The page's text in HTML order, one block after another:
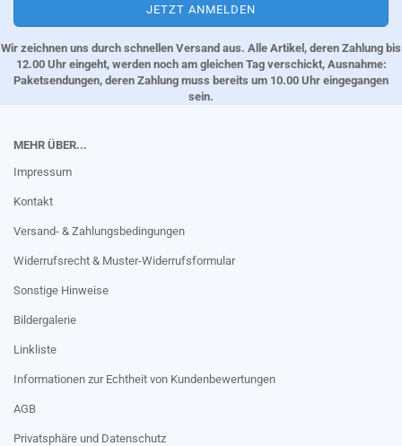
Wir zeichnen uns durch schnellen Versand aus. Alle Artikel, deren Zahlung bis
12.00 Uhr eingeht, werden noch am gleichen Tag verschickt, Ausnahme:
Paketsendungen, deren Zahlung muss bereits um 10.00 Uhr eingegangen
sein.
MEHR ÜBER...
Impressum
Kontakt
Versand- & Zahlungsbedingungen
Widerrufsrecht & Muster-Widerrufsformular
Sonstige Hinweise
Bildergalerie
Linkliste
Informationen zur Echtheit von Kundenbewertungen
AGB
Privatsphäre und Datenschutz